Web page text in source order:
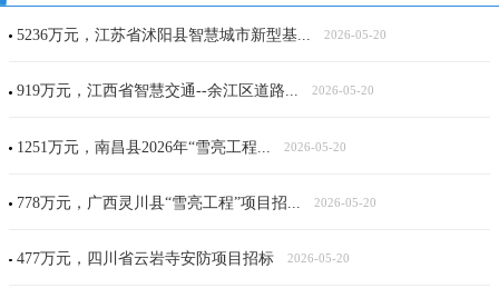
5236万元，江苏省沭阳县智慧城市新型基... 2026-05-20
919万元，江西省智慧交通--余江区道路... 2026-05-20
1251万元，南昌县2026年“雪亮工程... 2026-05-20
778万元，广西灵川县“雪亮工程”项目招... 2026-05-20
477万元，四川省云岩寺安防项目招标 2026-05-20